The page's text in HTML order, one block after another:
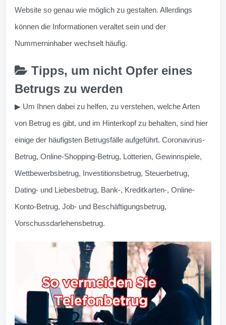
Website so genau wie möglich zu gestalten. Allerdings
können die Informationen veraltet sein und der
Nummerninhaber wechselt häufig.
Tipps, um nicht Opfer eines
Betrugs zu werden
▶ Um Ihnen dabei zu helfen, zu verstehen, welche Arten
von Betrug es gibt, und im Hinterkopf zu behalten, sind hier
einige der häufigsten Betrugsfälle aufgeführt. Coronavirus-
Betrug, Online-Shopping-Betrug, Lotterien, Gewinnspiele,
Wettbewerbsbetrug, Investitionsbetrug, Steuerbetrug,
Dating- und Liebesbetrug, Bank-, Kreditkarten-, Online-
Konto-Betrug, Job- und Beschäftigungsbetrug,
Vorschussdarlehensbetrug.